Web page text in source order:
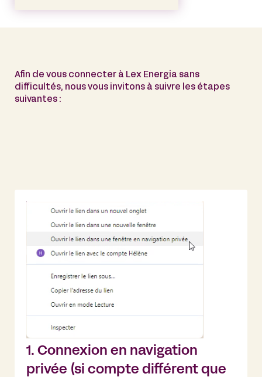
Afin de vous connecter à Lex Energia sans
difficultés, nous vous invitons à suivre les étapes
suivantes :
1. Connexion en navigation
privée (si compte différent que